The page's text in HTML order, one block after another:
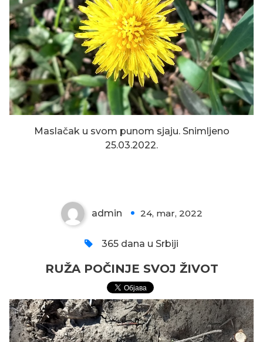
Maslačak u svom punom sjaju. Snimljeno
25.03.2022.
admin 24, mar, 2022
365 dana u Srbiji
RUŽA POČINJE SVOJ ŽIVOT